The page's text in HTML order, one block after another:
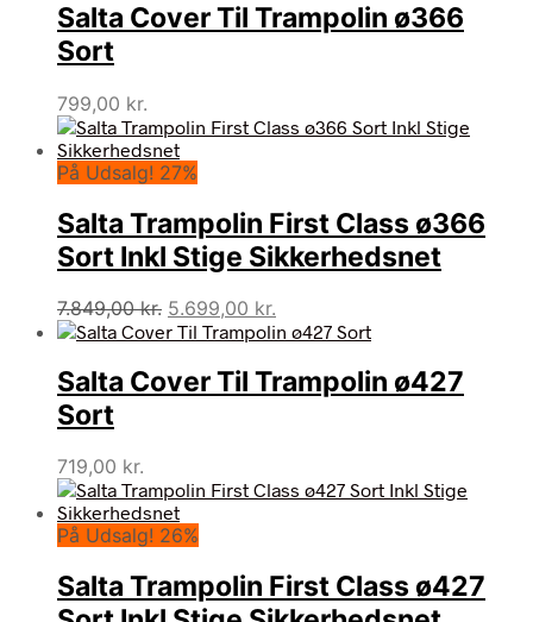
Salta Cover Til Trampolin ø366
Sort
799,00 kr.
På Udsalg! 27%
Salta Trampolin First Class ø366
Sort Inkl Stige Sikkerhedsnet
7.849,00kr. Den
oprindelige
var:
7.849,00 kr..
5.699,00 kr.
aktuelle
er:
5.699,00 kr..
Salta Cover Til Trampolin ø427
Sort
719,00 kr.
På Udsalg! 26%
Salta Trampolin First Class ø427